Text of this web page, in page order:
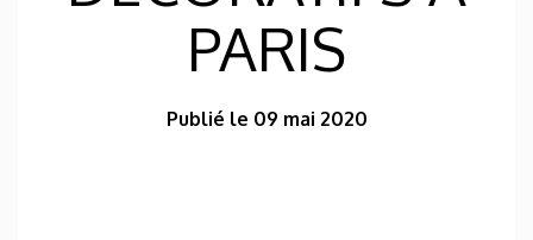
PARIS
Publié le 09 mai 2020